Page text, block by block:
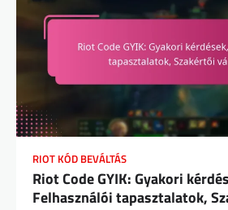
RIOT KÓD BEVÁLTÁS
Riot Code GYIK: Gyakori
Felhasználói tapasztalatok,